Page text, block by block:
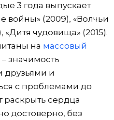
3 года выпускает
войны» (2009), «Волчьи
чудовища» (2015).
на массовый
значимость
друзьями и
с проблемами до
раскрыть сердца
достоверно, без